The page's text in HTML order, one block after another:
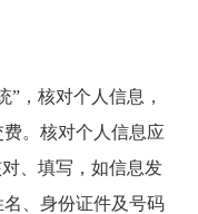
”，核对个人信息，
。核对个人信息应
、填写，如信息发
、身份证件及号码